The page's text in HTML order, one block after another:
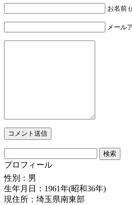
お名前
メール
索:
プロフィール
性別：男
生年月日：1961年(昭和36年)
現住所：埼玉県南東部